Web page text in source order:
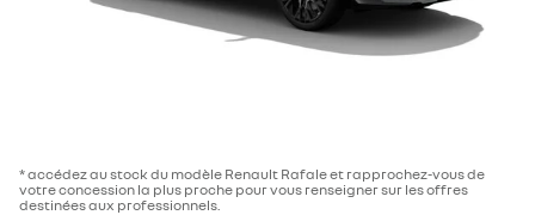
* accédez au stock du modèle Renault Rafale et rapprochez-vous de
votre concession la plus proche pour vous renseigner sur les offres
destinées aux professionnels.